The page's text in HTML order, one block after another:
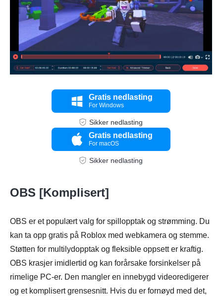
Gratis nedlasting
For Windows
Sikker nedlasting
Gratis nedlasting
For macOS
Sikker nedlasting
OBS [Komplisert]
OBS er et populært valg for spillopptak og strømming. Du
kan ta opp gratis på Roblox med webkamera og stemme.
Støtten for multilydopptak og fleksible oppsett er kraftig.
OBS krasjer imidlertid og kan forårsake forsinkelser på
rimelige PC-er. Den mangler en innebygd videoredigerer
og et komplisert grensesnitt. Hvis du er fornøyd med det,